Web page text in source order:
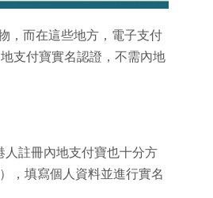
，而在這些地方，電子支付
支付寶實名認證，不需內地
人註冊內地支付寶也十分方
，填寫個人資料並進行實名